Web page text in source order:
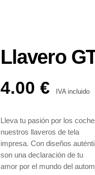
Llavero
4.00€ IVA incluido
Lleva tu pasión por los
nuestros llaveros de tela
impresa. Con diseños
son una declaración de tu
amor por el mundo del